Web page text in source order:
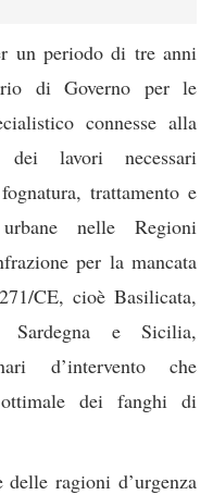
un periodo di tre anni
di Governo per le
connesse alla
dei lavori necessari
trattamento e
nelle Regioni
per la mancata
CE, cioè Basilicata,
Sardegna e Sicilia,
d’intervento che
dei fanghi di
ragioni d’urgenza